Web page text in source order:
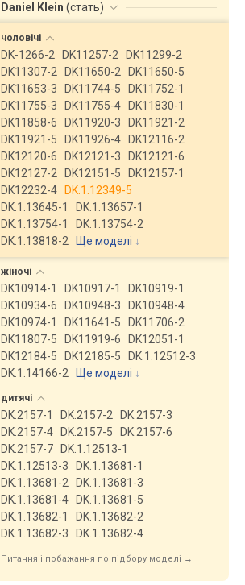
Daniel Klein (стать)
чоловічі
DK-1266-2 DK11257-2
DK11299-2
DK11307-2
DK11650-2
DK11650-5
DK11653-3
DK11744-5
DK11752-1
DK11755-3
DK11755-4
DK11830-1
DK11858-6
DK11920-3
DK11921-2
DK11921-5
DK11926-4
DK12116-2
DK12120-6
DK12121-3
DK12121-6
DK12127-2
DK12151-5
DK12157-1
DK12232-4
DK.1.12349-5
DK.1.13645-1
DK.1.13657-1
DK.1.13754-1
DK.1.13754-2
DK.1.13818-2
Ще моделі ↓
жіночі
DK10914-1 DK10917-1
DK10919-1
DK10934-6
DK10948-3
DK10948-4
DK10974-1
DK11641-5
DK11706-2
DK11807-5
DK11919-6
DK12051-1
DK12184-5
DK12185-5
DK.1.12512-3
DK.1.14166-2
Ще моделі ↓
дитячі
DK.2157-1 DK.2157-2
DK.2157-3
DK.2157-4
DK.2157-5
DK.2157-6
DK.2157-7
DK.1.12513-1
DK.1.12513-3
DK.1.13681-1
DK.1.13681-2
DK.1.13681-3
DK.1.13681-4
DK.1.13681-5
DK.1.13682-1
DK.1.13682-2
DK.1.13682-3
DK.1.13682-4
Питання і побажання по підбору моделі →